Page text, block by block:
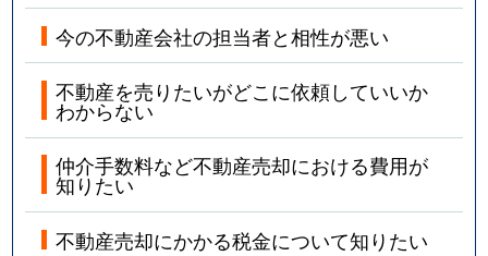
今の不動産会社の担当者と相性が悪い
不動産を売りたいがどこに依頼していいか
わからない
仲介手数料など不動産売却における費用が
知りたい
不動産売却にかかる税金について知りたい